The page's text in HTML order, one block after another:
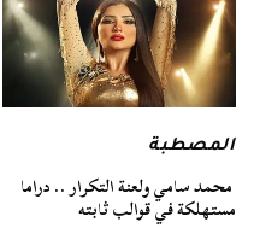
المصطبة
محمد سامي ولعنة التكرار .. دراما
مستهلكة في قوالب ثابته